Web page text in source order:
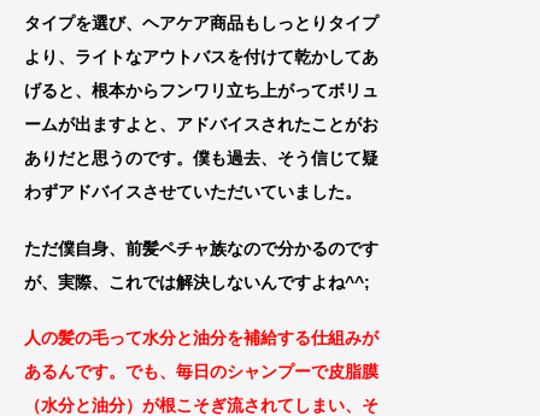
タイプを選び、ヘアケア商品もしっとりタイプ
より、ライトなアウトバスを付けて乾かしてあ
げると、根本からフンワリ立ち上がってボリュ
ームが出ますよと、アドバイスされたことがお
ありだと思うのです。僕も過去、そう信じて疑
わずアドバイスさせていただいていました。
ただ僕自身、前髪ペチャ族なので分かるのです
が、 実際、これでは解決しないんですよね^^;
人の髪の毛って水分と油分を補給する仕組みが
あるんです。でも、毎日のシャンプーで皮脂膜
（水分と油分）が根こそぎ流されてしまい、そ